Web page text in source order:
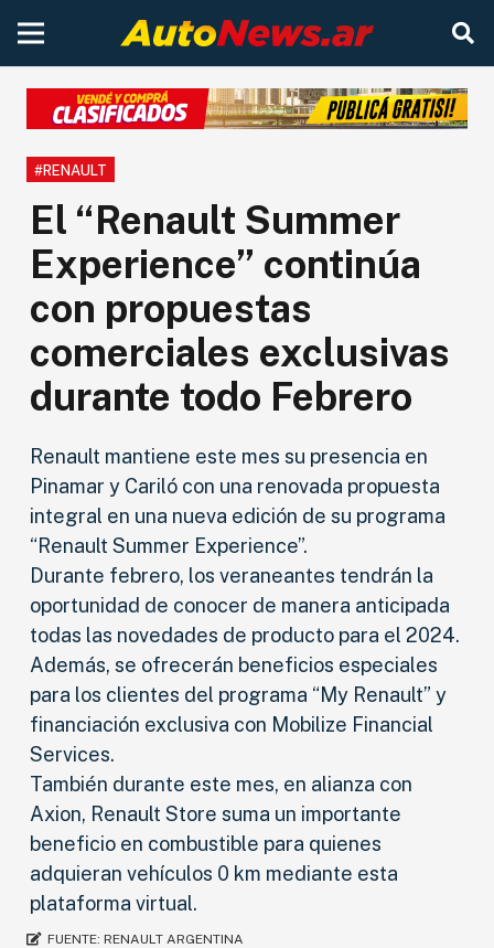
#RENAULT
El “Renault Summer
Experience” continúa
con propuestas
comerciales exclusivas
durante todo Febrero
Renault mantiene este mes su presencia en
Pinamar y Cariló con una renovada propuesta
integral en una nueva edición de su programa
“Renault Summer Experience”.
Durante febrero, los veraneantes tendrán la
oportunidad de conocer de manera anticipada
todas las novedades de producto para el 2024.
Además, se ofrecerán beneficios especiales
para los clientes del programa “My Renault” y
financiación exclusiva con Mobilize Financial
Services.
También durante este mes, en alianza con
Axion, Renault Store suma un importante
beneficio en combustible para quienes
adquieran vehículos 0 km mediante esta
plataforma virtual.
FUENTE: RENAULT ARGENTINA